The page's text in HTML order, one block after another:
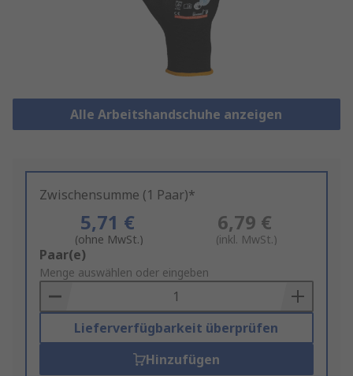
Alle Arbeitshandschuhe anzeigen
Zwischensumme (1 Paar)*
5,71 €
(ohne MwSt.)
6,79 €
(inkl. MwSt.)
Add
to
Basket
Paar(e)
Menge auswählen oder eingeben
Lieferverfügbarkeit überprüfen
Hinzufügen